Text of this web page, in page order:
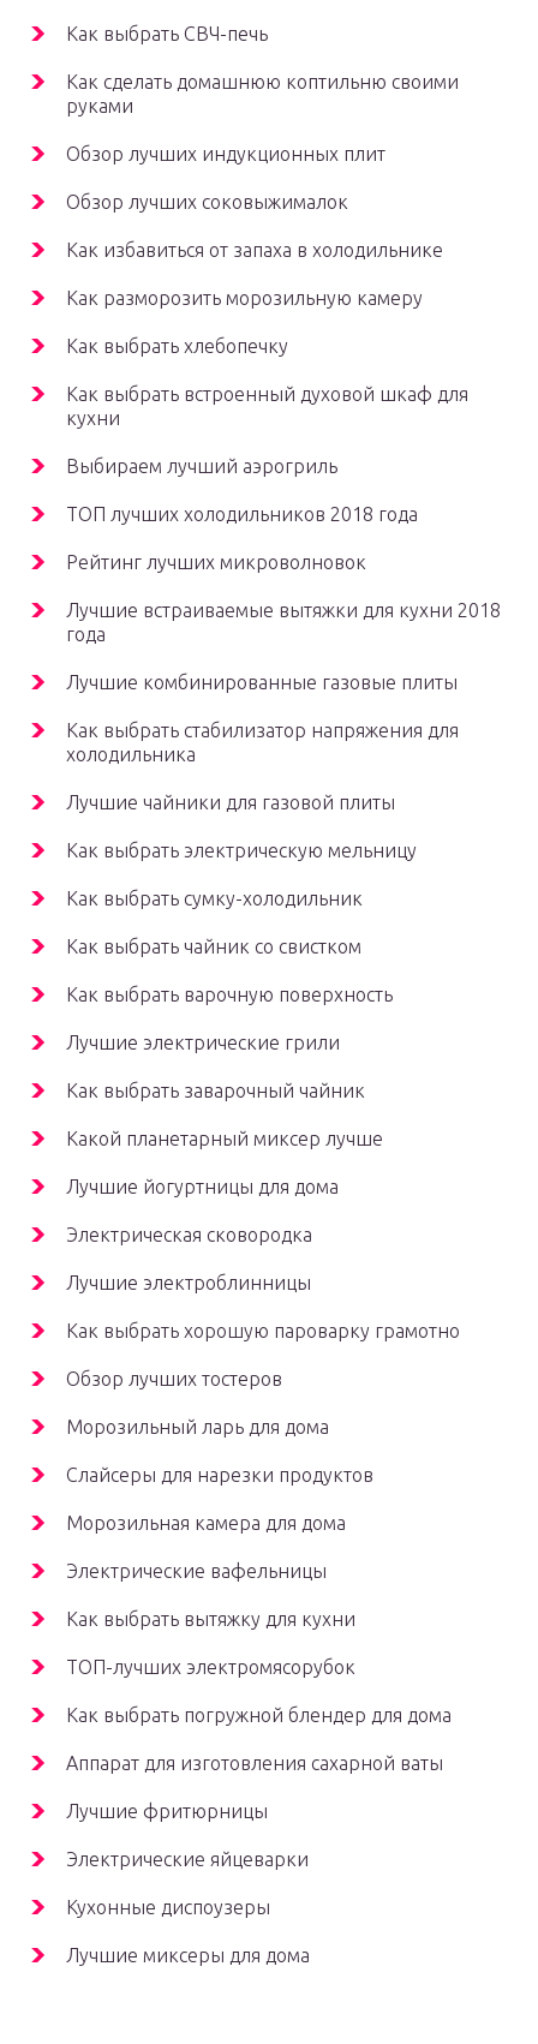
Как выбрать СВЧ-печь
Как сделать домашнюю коптильню своими
руками
Обзор лучших индукционных плит
Обзор лучших соковыжималок
Как избавиться от запаха в холодильнике
Как разморозить морозильную камеру
Как выбрать хлебопечку
Как выбрать встроенный духовой шкаф для
кухни
Выбираем лучший аэрогриль
ТОП лучших холодильников 2018 года
Рейтинг лучших микроволновок
Лучшие встраиваемые вытяжки для кухни 2018
года
Лучшие комбинированные газовые плиты
Как выбрать стабилизатор напряжения для
холодильника
Лучшие чайники для газовой плиты
Как выбрать электрическую мельницу
Как выбрать сумку-холодильник
Как выбрать чайник со свистком
Как выбрать варочную поверхность
Лучшие электрические грили
Как выбрать заварочный чайник
Какой планетарный миксер лучше
Лучшие йогуртницы для дома
Электрическая сковородка
Лучшие электроблинницы
Как выбрать хорошую пароварку грамотно
Обзор лучших тостеров
Морозильный ларь для дома
Слайсеры для нарезки продуктов
Морозильная камера для дома
Электрические вафельницы
Как выбрать вытяжку для кухни
ТОП-лучших электромясорубок
Как выбрать погружной блендер для дома
Аппарат для изготовления сахарной ваты
Лучшие фритюрницы
Электрические яйцеварки
Кухонные диспоузеры
Лучшие миксеры для дома